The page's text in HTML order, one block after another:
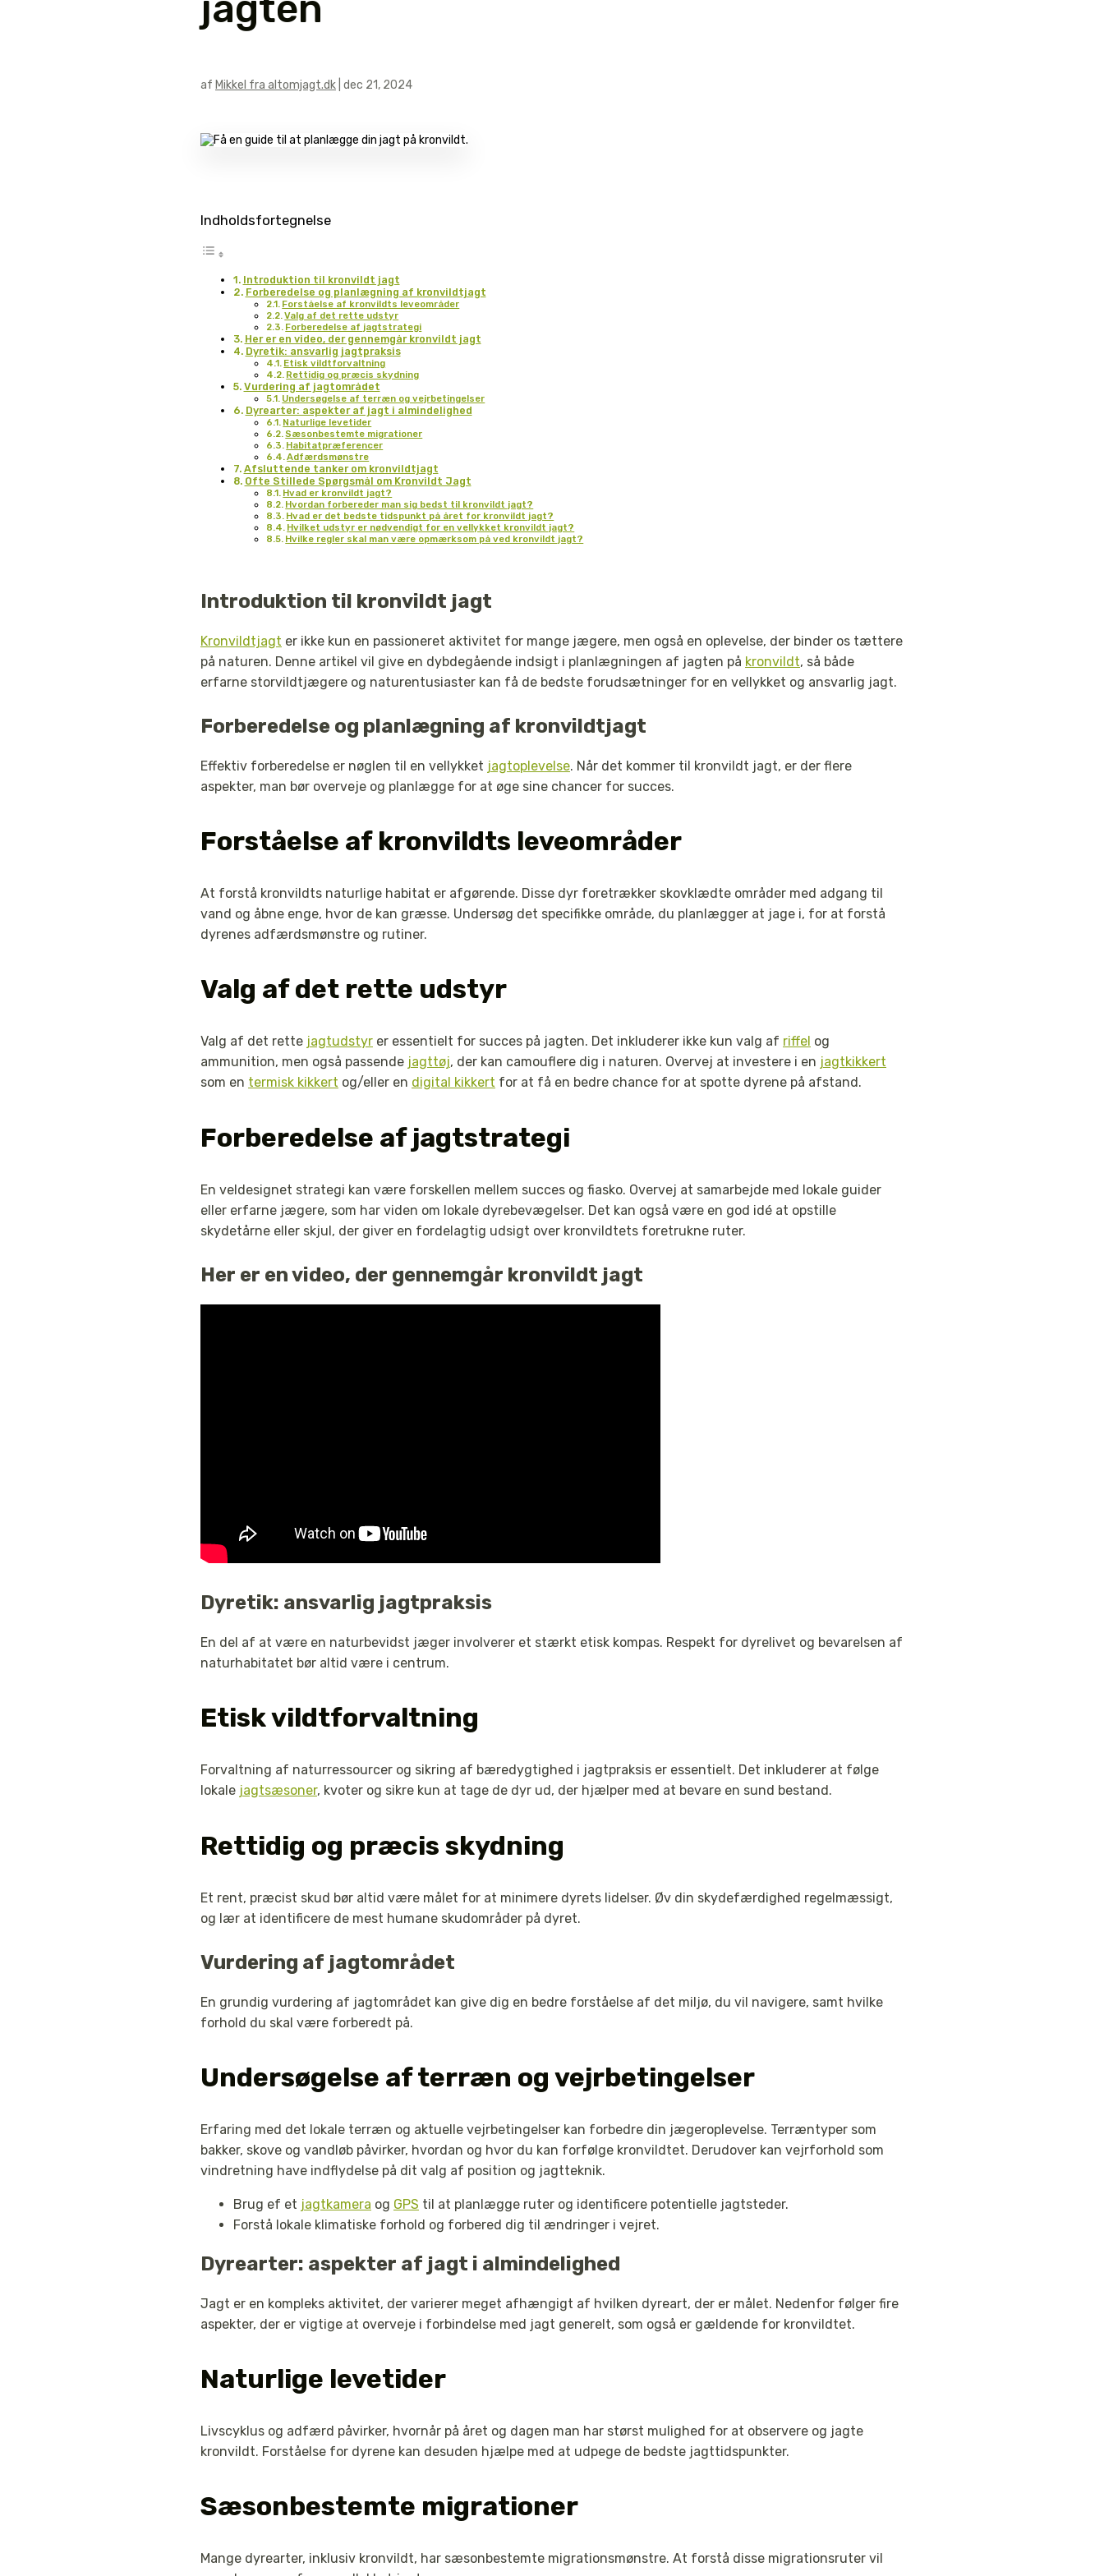
af Mikkel fra altomjagt.dk dec 21, 2024
Indholdsfortegnelse
Introduktion til kronvildt jagt
Forberedelse og planlægning af kronvildtjagt
Forståelse af kronvildts leveområder
Valg af det rette udstyr
Forberedelse af jagtstrategi
Her er en video, der gennemgår kronvildt jagt
Dyretik: ansvarlig jagtpraksis
Etisk vildtforvaltning
Rettidig og præcis skydning
Vurdering af jagtområdet
Undersøgelse af terræn og vejrbetingelser
Dyrearter: aspekter af jagt i almindelighed
Naturlige levetider
Sæsonbestemte migrationer
Habitatpræferencer
Adfærdsmønstre
Afsluttende tanker om kronvildtjagt
Ofte Stillede Spørgsmål om Kronvildt Jagt
Hvad er kronvildt jagt?
Hvordan forbereder man sig bedst til kronvildt jagt?
Hvad er det bedste tidspunkt på året for kronvildt jagt?
Hvilket udstyr er nødvendigt for en vellykket kronvildt jagt?
Hvilke regler skal man være opmærksom på ved kronvildt jagt?
Introduktion til kronvildt jagt
Kronvildtjagt er ikke kun en passioneret aktivitet for mange jægere, men også en oplevelse, der binder os tættere
på naturen. Denne artikel vil give en dybdegående indsigt i planlægningen af jagten på kronvildt, så både
erfarne storvildtjægere og naturentusiaster kan få de bedste forudsætninger for en vellykket og ansvarlig jagt.
Forberedelse og planlægning af kronvildtjagt
Effektiv forberedelse er nøglen til en vellykket jagtoplevelse. Når det kommer til kronvildt jagt, er der flere
aspekter, man bør overveje og planlægge for at øge sine chancer for succes.
Forståelse af kronvildts leveområder
At forstå kronvildts naturlige habitat er afgørende. Disse dyr foretrækker skovklædte områder med adgang til
vand og åbne enge, hvor de kan græsse. Undersøg det specifikke område, du planlægger at jage i, for at forstå
dyrenes adfærdsmønstre og rutiner.
Valg af det rette udstyr
Valg af det rette jagtudstyr er essentielt for succes på jagten. Det inkluderer ikke kun valg af riffel og
ammunition, men også passende jagttøj, der kan camouflere dig i naturen. Overvej at investere i en jagtkikkert
som en termisk kikkert og/eller en digital kikkert for at få en bedre chance for at spotte dyrene på afstand.
Forberedelse af jagtstrategi
En veldesignet strategi kan være forskellen mellem succes og fiasko. Overvej at samarbejde med lokale guider
eller erfarne jægere, som har viden om lokale dyrebevægelser. Det kan også være en god idé at opstille
skydetårne eller skjul, der giver en fordelagtig udsigt over kronvildtets foretrukne ruter.
Her er en video, der gennemgår kronvildt jagt
Dyretik: ansvarlig jagtpraksis
En del af at være en naturbevidst jæger involverer et stærkt etisk kompas. Respekt for dyrelivet og bevarelsen af
naturhabitatet bør altid være i centrum.
Etisk vildtforvaltning
Forvaltning af naturressourcer og sikring af bæredygtighed i jagtpraksis er essentielt. Det inkluderer at følge
lokale jagtsæsoner, kvoter og sikre kun at tage de dyr ud, der hjælper med at bevare en sund bestand.
Rettidig og præcis skydning
Et rent, præcist skud bør altid være målet for at minimere dyrets lidelser. Øv din skydefærdighed regelmæssigt,
og lær at identificere de mest humane skudområder på dyret.
Vurdering af jagtområdet
En grundig vurdering af jagtområdet kan give dig en bedre forståelse af det miljø, du vil navigere, samt hvilke
forhold du skal være forberedt på.
Undersøgelse af terræn og vejrbetingelser
Erfaring med det lokale terræn og aktuelle vejrbetingelser kan forbedre din jægeroplevelse. Terræntyper som
bakker, skove og vandløb påvirker, hvordan og hvor du kan forfølge kronvildtet. Derudover kan vejrforhold som
vindretning have indflydelse på dit valg af position og jagtteknik.
Brug ef et jagtkamera og GPS til at planlægge ruter og identificere potentielle jagtsteder.
Forstå lokale klimatiske forhold og forbered dig til ændringer i vejret.
Dyrearter: aspekter af jagt i almindelighed
Jagt er en kompleks aktivitet, der varierer meget afhængigt af hvilken dyreart, der er målet. Nedenfor følger fire
aspekter, der er vigtige at overveje i forbindelse med jagt generelt, som også er gældende for kronvildtet.
Naturlige levetider
Livscyklus og adfærd påvirker, hvornår på året og dagen man har størst mulighed for at observere og jagte
kronvildt. Forståelse for dyrene kan desuden hjælpe med at udpege de bedste jagttidspunkter.
Sæsonbestemte migrationer
Mange dyrearter, inklusiv kronvildt, har sæsonbestemte migrationsmønstre. At forstå disse migrationsruter vil